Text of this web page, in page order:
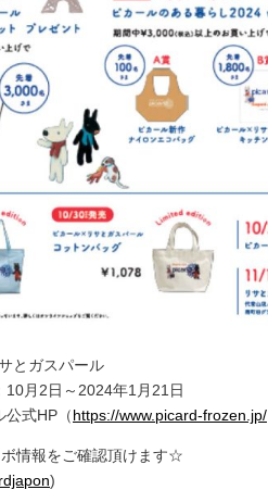
とガスパール
10月2日～2024年1月21日
公式HP（https://www.picard-frozen.jp/
情報をご確認頂けます☆
)